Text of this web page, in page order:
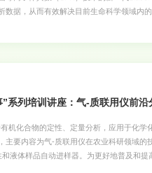
数据，从而有效解决目前生命科学领域内
中心定于2023年9月27日下午举办《分子
技术专家石云帆博士和我中心徐晓立博士
系列培训讲座：气-质联用仪前沿
机化合物的定性、定量分析，应用于化学
主要内容为气-质联用仪在农业科研领域的
液体样品自动进样器。为更好地普及和提